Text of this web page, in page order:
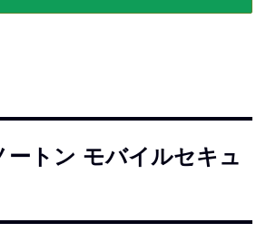
ートン モバイルセキュ